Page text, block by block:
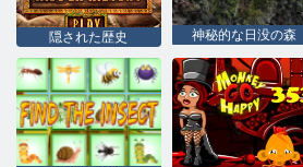
隠された歴史 神秘的な日没の森